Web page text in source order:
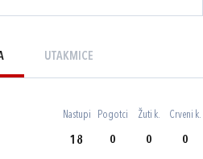
UTAKMICE
Nastupi Pogotci Žuti k. Crveni k.
18 0 0 0